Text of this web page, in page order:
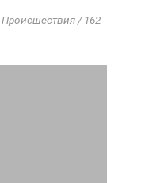
Происшествия/ 162